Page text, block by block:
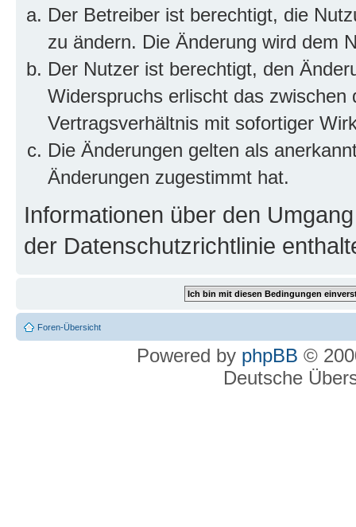
Der Betreiber ist berechtigt, die
zu ändern. Die Änderung wird dem
Der Nutzer ist berechtigt, den
Widerspruchs erlischt das
Vertragsverhältnis mit sofortiger
Die Änderungen gelten als
Änderungen zugestimmt hat.
Informationen über den
der Datenschutzrichtlinie
Foren-Übersicht
Powered by phpBB ©
Deutsche